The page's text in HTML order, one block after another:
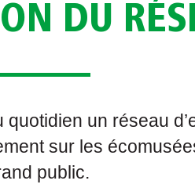
DU
quotidien un réseau
sur les
public.